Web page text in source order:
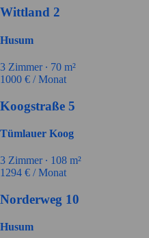
Wittland 2
Husum
3 Zimmer ∙ 70 m²
1000 € / Monat
Koogstraße 5
Tümlauer Koog
3 Zimmer ∙ 108 m²
1294 € / Monat
Norderweg 10
Husum